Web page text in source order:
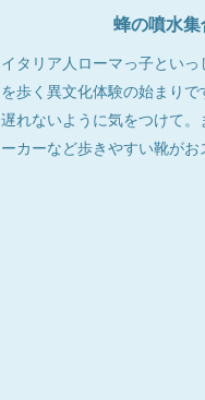
蜂の噴水集
イタリア人ローマっ子といっ
を歩く異文化体験の始まりで
遅れないように気をつけて。
ーカーなど歩きやすい靴がお